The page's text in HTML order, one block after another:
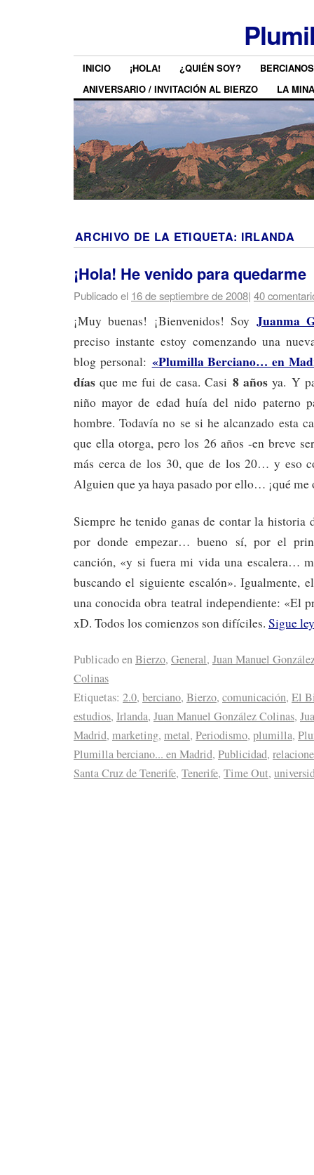
INICIO ¡HOLA! ¿QUIÉN SOY?
ANIVERSARIO / INVITACIÓN AL BIERZO
LA MINA
ARCHIVO DE LA ETIQUETA: IRLANDA
¡Hola! He venido para quedarme
Publicado el 16 de septiembre de 2008| 40
¡Muy buenas! ¡Bienvenidos! Soy Juanma
preciso instante estoy comenzando una
blog personal: «Plumilla Berciano… en
días que me fui de casa. Casi8 años ya. Y
niño mayor de edad huía del nido paterno
hombre. Todavía no se si he alcanzado esta
que ella otorga, pero los 26 años -en breve
más cerca de los 30, que de los 20… y eso
Alguien que ya haya pasado por ello… ¡qué
Siempre he tenido ganas de contar la historia
por donde empezar… bueno sí, por el
canción, «y si fuera mi vida una escalera…
buscando el siguiente escalón». Igualmente,
una conocida obra teatral independiente: «El
xD. Todos los comienzos son difíciles. Sigue
Publicado enBierzo, General, Juan Manuel
Colinas
Etiquetas: 2.0, berciano, Bierzo, comunicación, El
estudios, Irlanda, Juan Manuel González Colinas,
Madrid, marketing, metal, Periodismo, plumilla,
Plumilla berciano... en Madrid, Publicidad,
Santa Cruz de Tenerife, Tenerife, Time Out,